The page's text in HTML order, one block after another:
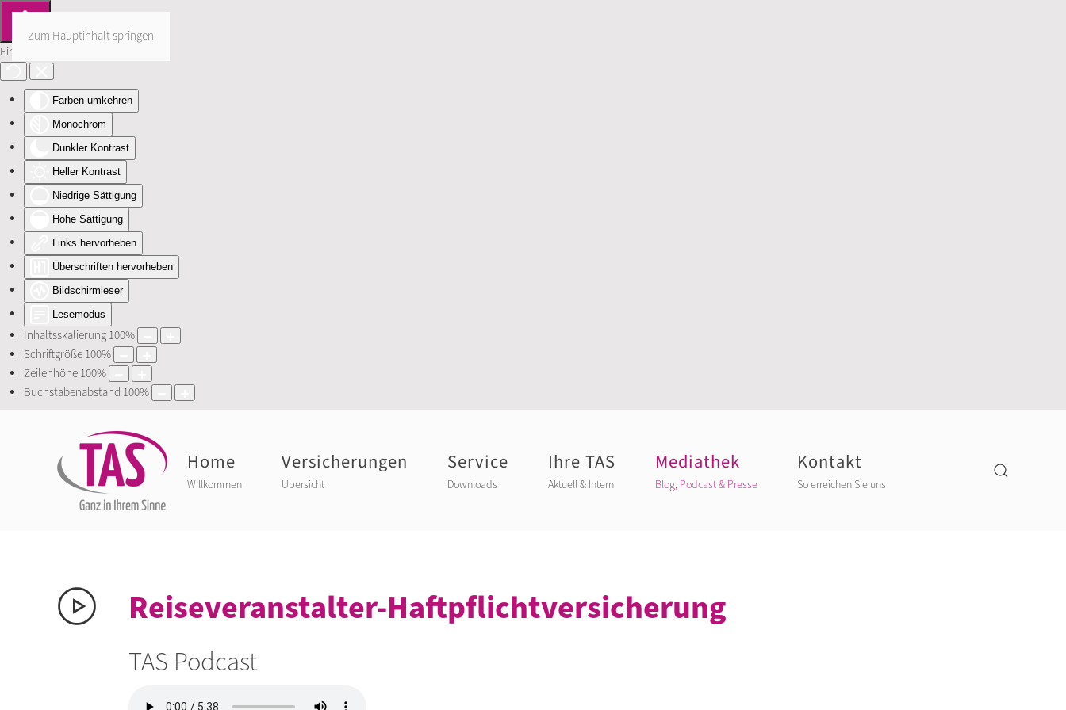
Eingabehilfen öffnen
Farben umkehren
Monochrom
Dunkler Kontrast
Heller Kontrast
Niedrige Sättigung
Hohe Sättigung
Links hervorheben
Überschriften hervorheben
Bildschirmleser
Lesemodus
Inhaltsskalierung100%
Schriftgröße100%
Zeilenhöhe100%
Buchstabenabstand 100%
Zum Hauptinhalt springen
Home
Willkommen
Versicherungen
Übersicht
Service
Downloads
Ihre TAS
Aktuell & Intern
Mediathek
Blog, Podcast & Presse
Kontakt
So erreichen Sie uns
Reiseveranstalter-Haftpflichtversicherung
TAS Podcast